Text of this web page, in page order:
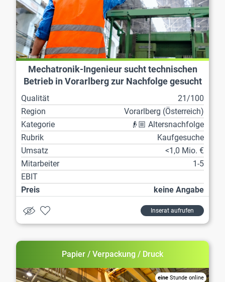
Mechatronik-Ingenieur sucht technischen
Betrieb in Vorarlberg zur Nachfolge gesucht
Qualität
21/100
Region
Vorarl­berg (Österreich)
Kategorie
👴🏼 Altersnachfolge
Rubrik
Kaufgesuche
Umsatz
<1,0 Mio. €
Mitarbeiter
1-5
EBIT
Preis
keine Angabe
Inserat aufrufen
Papier / Verpackung / Druck
eine Stunde online